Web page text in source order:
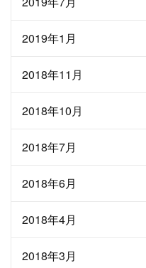
2019年1月
2018年11月
2018年10月
2018年7月
2018年6月
2018年4月
2018年3月